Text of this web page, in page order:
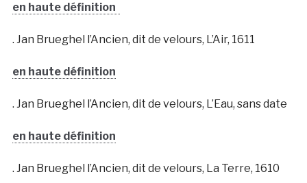
en haute définition
. Jan Brueghel l’Ancien, dit de velours, L’Air, 1611
en haute définition
. Jan Brueghel l’Ancien, dit de velours, L’Eau, sans date
en haute définition
. Jan Brueghel l’Ancien, dit de velours, La Terre, 1610